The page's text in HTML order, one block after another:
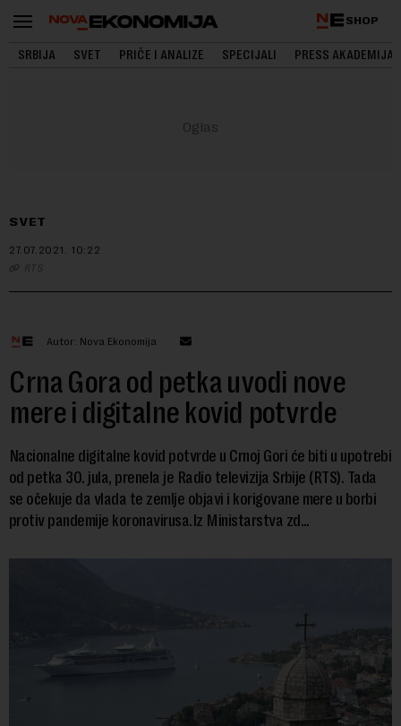
SHOP
SRBIJA SVET PRIČE I ANALIZE SPECIJALI PRESS AKADEMIJA
SVET
27.07.2021. 10:22
RTS
Autor: Nova Ekonomija
Crna Gora od petka uvodi nove
mere i digitalne kovid potvrde
Nacionalne digitalne kovid potvrde u Crnoj Gori će biti u upotrebi
od petka 30. jula, prenela je Radio televizija Srbije (RTS). Tada
se očekuje da vlada te zemlje objavi i korigovane mere u borbi
protiv pandemije koronavirusa.Iz Ministarstva zd...